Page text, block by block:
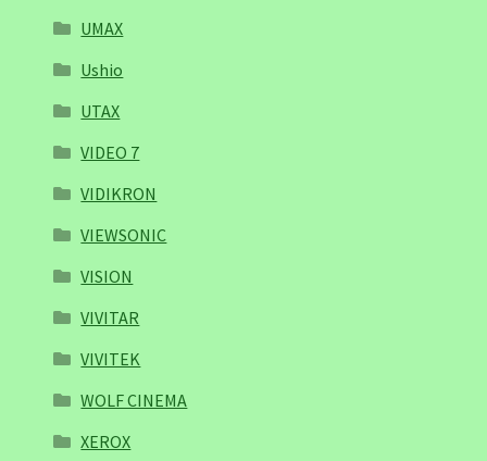
UMAX
Ushio
UTAX
VIDEO 7
VIDIKRON
VIEWSONIC
VISION
VIVITAR
VIVITEK
WOLF CINEMA
XEROX